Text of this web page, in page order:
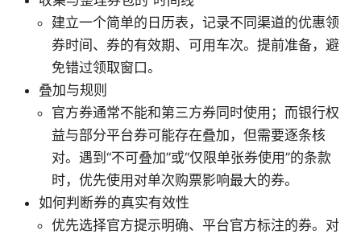
建立一个简单的日历表，记录不同渠道的优惠领
券时间、券的有效期、可用车次。提前准备，避
免错过领取窗口。
叠加与规则
官方券通常不能和第三方券同时使用；而银行权
益与部分平台券可能存在叠加，但需要逐条核
对。遇到“不可叠加”或“仅限单张券使用”的条款
时，优先使用对单次购票影响最大的券。
如何判断券的真实有效性
优先选择官方提示明确、平台官方标注的券。对